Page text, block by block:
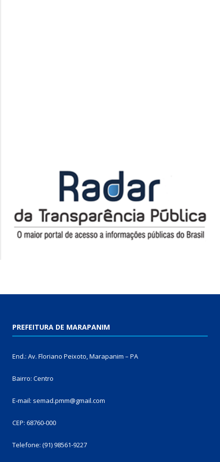
PREFEITURA DE MARAPANIM
End.: Av. Floriano Peixoto, Marapanim – PA
Bairro: Centro
E-mail: semad.pmm@gmail.com
CEP: 68760-000
Telefone: (91) 98561-9227